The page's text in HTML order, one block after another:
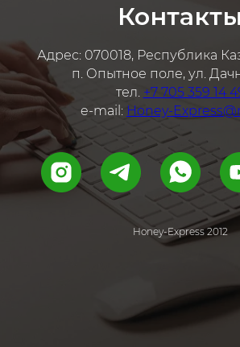
Контакты
Адрес: 070018, Республика
п. Опытное поле, ул.
тел. +7 705 359 14
e-mail: Honey-
Honey-Express 2012